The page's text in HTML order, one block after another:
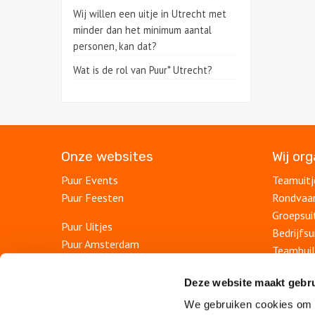
Deze website maakt
We gebruiken cookies
Wij willen een uitje in Utrecht met
minder dan het minimum aantal
personen, kan dat?
Wat is de rol van Puur* Utrecht?
Onze websites
Puur Events
Puur Feesten
Puur Uitjes
Puur Amsterdam
Wij